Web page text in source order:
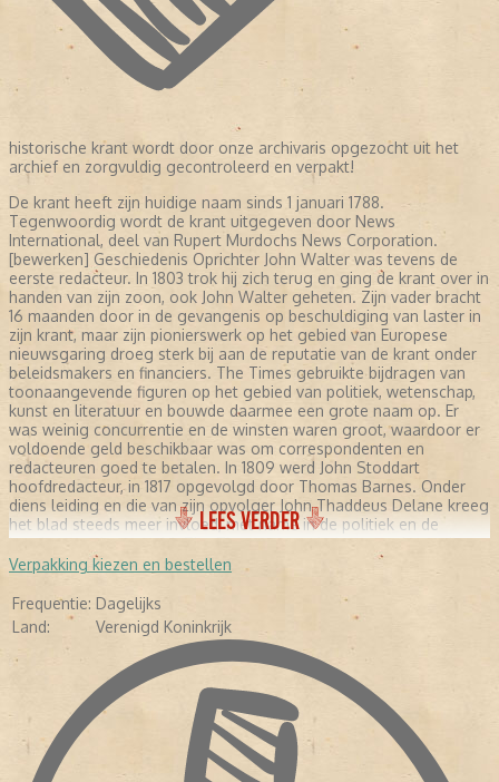
historische krant wordt door onze archivaris opgezocht uit het
archief en zorgvuldig gecontroleerd en verpakt!
De krant heeft zijn huidige naam sinds 1 januari 1788.
Tegenwoordig wordt de krant uitgegeven door News
International, deel van Rupert Murdochs News Corporation.
[bewerken] Geschiedenis Oprichter John Walter was tevens de
eerste redacteur. In 1803 trok hij zich terug en ging de krant over in
handen van zijn zoon, ook John Walter geheten. Zijn vader bracht
16 maanden door in de gevangenis op beschuldiging van laster in
zijn krant, maar zijn pionierswerk op het gebied van Europese
nieuwsgaring droeg sterk bij aan de reputatie van de krant onder
beleidsmakers en financiers. The Times gebruikte bijdragen van
toonaangevende figuren op het gebied van politiek, wetenschap,
kunst en literatuur en bouwde daarmee een grote naam op. Er
was weinig concurrentie en de winsten waren groot, waardoor er
voldoende geld beschikbaar was om correspondenten en
redacteuren goed te betalen. In 1809 werd John Stoddart
hoofdredacteur, in 1817 opgevolgd door Thomas Barnes. Onder
diens leiding en die van zijn opvolger John Thaddeus Delane kreeg
het blad steeds meer invloed, met name in de politiek en de
Londense zakenwereld. The Times was ook de eerste krant die
correspondenten naar het buitenland stuurde en er speciale
volgde zijn vader op in 1847. Hoewel de Walters conservatiever
werden, bleef de krant grotendeels onafhankelijk in zijn opstelling.
Vanaf de jaren 1850 kwam er echter meer serieuze concurrentie op
de markt in de vorm van goedkopere kranten als de Daily
Telegraph en de Morning Post. In 1922 werd het blad
overgenomen door John Astor. De Astor-familie deed de krant in
1966 over aan de Canadese krantenmagnaat Roy Thomson. In
datzelfde jaar ging de krant er voor het eerst toe over om nieuws
op de voorpagina te plaatsen. Tot dan toe hadden daar alleen
kleine advertenties gestaan. Nadat de krant in 1979 als gevolg van
LEES VERDER
Verpakking kiezen en bestellen
Frequentie: Dagelijks
Land:
Verenigd Koninkrijk